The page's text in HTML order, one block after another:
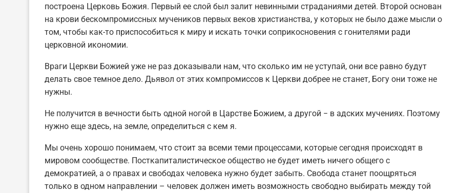
построена Церковь Божия. Первый ее слой был залит невинными страданиями детей. Второй основан
на крови бескомпромиссных мучеников первых веков христианства, у которых не было даже мысли о
том, чтобы как-то приспособиться к миру и искать точки соприкосновения с гонителями ради
церковной икономии.
Враги Церкви Божией уже не раз доказывали нам, что сколько им не уступай, они все равно будут
делать свое темное дело. Дьявол от этих компромиссов к Церкви добрее не станет, Богу они тоже не
нужны.
Не получится в вечности быть одной ногой в Царстве Божием, а другой − в адских мучениях. Поэтому
нужно еще здесь, на земле, определиться с кем я.
Мы очень хорошо понимаем, что стоит за всеми теми процессами, которые сегодня происходят в
мировом сообществе. Посткапиталистическое общество не будет иметь ничего общего с
демократией, а о правах и свободах человека нужно будет забыть. Свобода станет поощряться
только в одном направлении – человек должен иметь возможность свободно выбирать между той